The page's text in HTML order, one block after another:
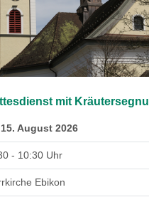
mit
August 2026
- 10:30 Uhr
Ebikon